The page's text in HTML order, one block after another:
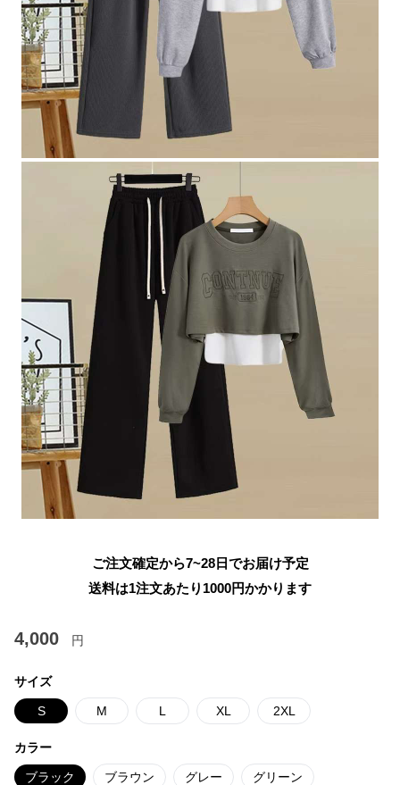
ご注文確定から7~28日でお届け予定
送料は1注文あたり 1000円かかります
4,000 円
サイズ
S M L XL 2XL
カラー
ブラック ブラウン グレー グリーン